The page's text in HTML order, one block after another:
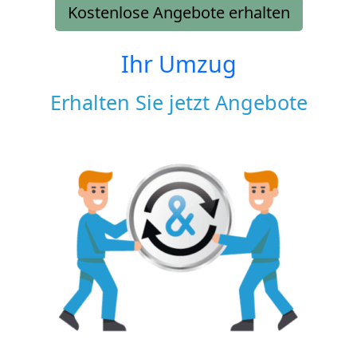
Kostenlose Angebote erhalten
Ihr Umzug
Erhalten Sie jetzt Angebote